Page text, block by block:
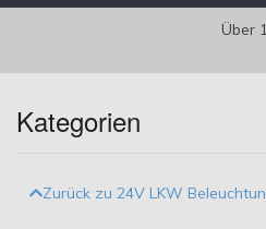
Über
Kategorien
Zurück zu 24V LKW